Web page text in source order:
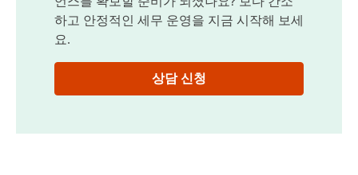
하고 안정적인 세무 운영을 지금 시작해 보세
요.
상담 신청